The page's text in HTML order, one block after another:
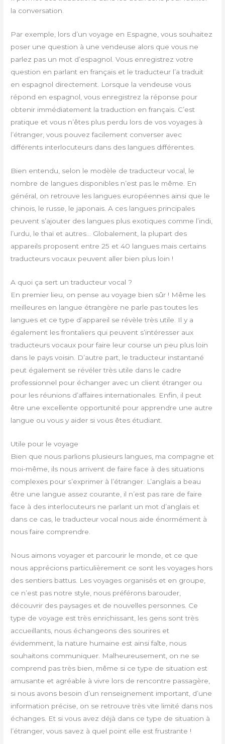
la conversation.
Par exemple, lors d’un voyage en Espagne, vous souhaitez
poser une question à une vendeuse alors que vous ne
parlez pas un mot d’espagnol. Vous enregistrez votre
question en parlant en français et le traducteur l’a traduit
en espagnol directement. Lorsque la vendeuse vous
répond en espagnol, vous enregistrez la réponse pour
obtenir immédiatement la traduction en français. C’est
pratique et vous n’êtes plus perdu lors de vos voyages à
l’étranger, vous pouvez facilement converser avec
différents interlocuteurs dans des langues différentes.
Bien entendu, selon le modèle de traducteur vocal, le
nombre de langues disponibles n’est pas le même. En
général, on retrouve les langues européennes ainsi que le
chinois, le russe, le japonais. A ces langues principales
peuvent s’ajouter des langues plus exotiques comme l’indi,
l’urdu, le thaï et autres… Globalement, la plupart des
appareils proposent entre 25 et 40 langues mais certains
traducteurs vocaux peuvent aller bien plus loin !
A quoi ça sert un traducteur vocal ?
En premier lieu, on pense au voyage bien sûr ! Même les
meilleures en langue étrangère ne parle pas toutes les
langues et ce type d’appareil se révèle très utile. Il y a
également les frontaliers qui peuvent s’intéresser aux
traducteurs vocaux pour faire leur course un peu plus loin
dans le pays voisin. D’autre part, le traducteur instantané
peut également se révéler très utile dans le cadre
professionnel pour échanger avec un client étranger ou
pour les réunions d’affaires internationales. Enfin, il peut
être une excellente opportunité pour apprendre une autre
langue ou vous y aider si vous êtes étudiant.
Utile pour le voyage
Bien que nous parlions plusieurs langues, ma compagne et
moi-même, ils nous arrivent de faire face à des situations
complexes pour s’exprimer à l’étranger. L’anglais a beau
être une langue assez courante, il n’est pas rare de faire
face à des interlocuteurs ne parlant un mot d’anglais et
dans ce cas, le traducteur vocal nous aide énormément à
nous faire comprendre.
Nous aimons voyager et parcourir le monde, et ce que
nous apprécions particulièrement ce sont les voyages hors
des sentiers battus. Les voyages organisés et en groupe,
ce n’est pas notre style, nous préférons barouder,
découvrir des paysages et de nouvelles personnes. Ce
type de voyage est très enrichissant, les gens sont très
accueillants, nous échangeons des sourires et
évidemment, la nature humaine est ainsi faîte, nous
souhaitons communiquer. Malheureusement, on ne se
comprend pas très bien, même si ce type de situation est
amusante et agréable à vivre lors de rencontre passagère,
si nous avons besoin d’un renseignement important, d’une
information précise, on se retrouve très vite limité dans nos
échanges. Et si vous avez déjà dans ce type de situation à
l’étranger, vous savez à quel point elle est frustrante !